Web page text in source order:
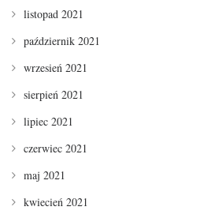
listopad 2021
październik 2021
wrzesień 2021
sierpień 2021
lipiec 2021
czerwiec 2021
maj 2021
kwiecień 2021